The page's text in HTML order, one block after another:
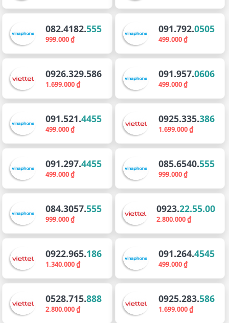
082.4182.555
999.000 ₫
091.792.0505
499.000 ₫
0926.329.586
1.699.000 ₫
091.957.0606
499.000 ₫
091.521.4455
499.000 ₫
0925.335.386
1.699.000 ₫
091.297.4455
499.000 ₫
085.6540.555
999.000 ₫
084.3057.555
999.000 ₫
0923.22.55.00
2.800.000 ₫
0922.965.186
1.340.000 ₫
091.264.4545
499.000 ₫
0528.715.888
2.800.000 ₫
0925.283.586
1.699.000 ₫